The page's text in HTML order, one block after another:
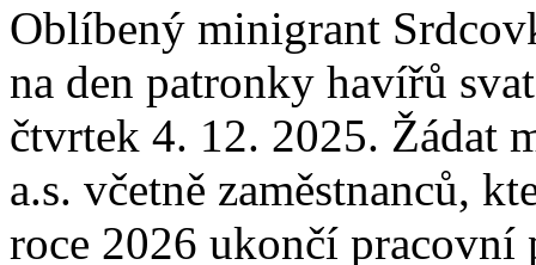
Oblíbený minigrant
na den patronky havířů
čtvrtek 4. 12. 2025. Žádat
a.s. včetně zaměstnanců,
roce 2026 ukončí pracovní